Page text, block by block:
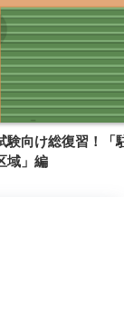
験向け総復習！「
域」編